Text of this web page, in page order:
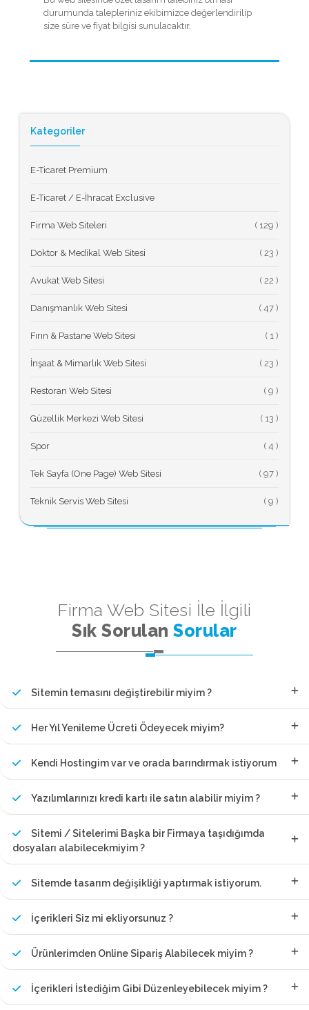
durumunda talepleriniz ekibimizce değerlendirilip
size süre ve fiyat bilgisi sunulacaktır.
Kategoriler
E-Ticaret Premium
E-Ticaret / E-İhracat Exclusive
Firma Web Siteleri (
Doktor & Medikal Web Sitesi (
Avukat Web Sitesi (
Danışmanlık Web Sitesi (
Fırın & Pastane Web Sitesi (
İnşaat & Mimarlık Web Sitesi (
Restoran Web Sitesi (
Güzellik Merkezi Web Sitesi (
Spor (
Tek Sayfa (One Page) Web Sitesi (
Teknik Servis Web Sitesi (
Firma Web Sitesi İle İlgili
Sık SorulanSorular
Sitemin temasını değiştirebilir miyim ?
Her Yıl Yenileme Ücreti Ödeyecek miyim?
Kendi Hostingim var ve orada barındırmak istiyorum
Yazılımlarınızı kredi kartı ile satın alabilir miyim ?
Sitemi / Sitelerimi Başka bir Firmaya taşıdığımda
dosyaları alabilecekmiyim ?
Sitemde tasarım değişikliği yaptırmak istiyorum.
İçerikleri Siz mi ekliyorsunuz ?
Ürünlerimden Online Sipariş Alabilecek miyim ?
İçerikleri İstediğim Gibi Düzenleyebilecek miyim ?